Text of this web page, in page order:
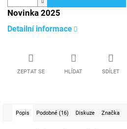
Novinka 2025
Detailní informace
ZEPTAT SE HLÍDAT SDÍLET
Popis Podobné (16) Diskuze Značka